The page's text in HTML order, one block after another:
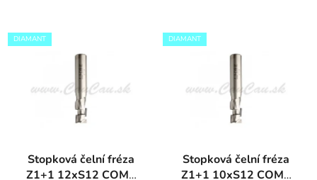
DIAMANT
Stopková čelní fréza
Z1+1 12xS12 COMP
DIAMANT
Stopková čelní fréza
Z1+1 10xS12 COMP